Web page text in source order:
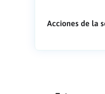
Acciones de la